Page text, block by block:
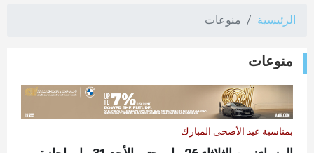
الرئيسية منوعات
منوعات
بمناسبة عيد الأضحى المبارك